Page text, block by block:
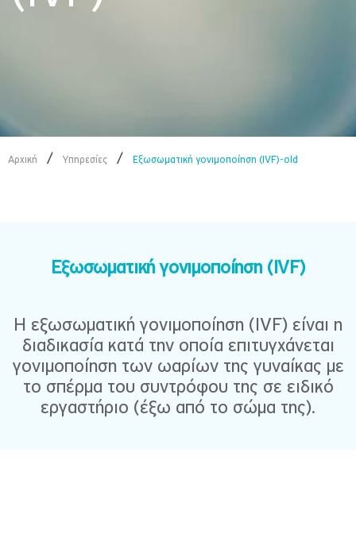
Αρχική / Υπηρεσίες / Εξωσωματική γονιμοποίηση (IVF)-old
Εξωσωματική γονιμοποίηση (IVF)
Η εξωσωματική γονιμοποίηση (IVF) είναι η
διαδικασία κατά την οποία επιτυγχάνεται
γονιμοποίηση των ωαρίων της γυναίκας με
το σπέρμα του συντρόφου της σε ειδικό
εργαστήριο (έξω από το σώμα της).